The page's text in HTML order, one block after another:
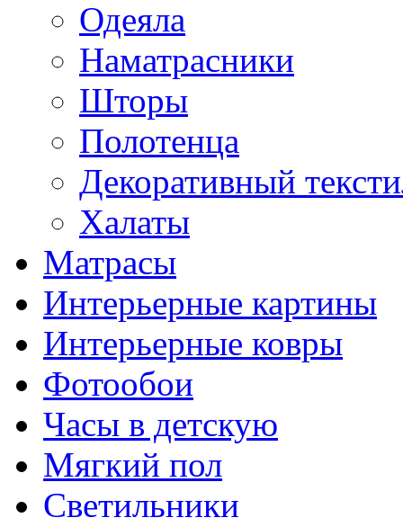
Одеяла
Наматрасники
Шторы
Полотенца
Декоративный
Халаты
Матрасы
Интерьерные картины
Интерьерные ковры
Фотообои
Часы в детскую
Мягкий пол
Светильники